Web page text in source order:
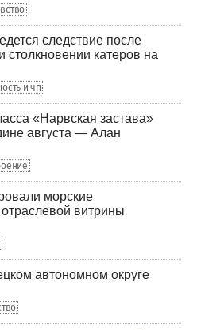
следствие после
столкновении катеров на
и чп
«Нарвская застава»
августа — Алан
морские
витрины
автономном округе